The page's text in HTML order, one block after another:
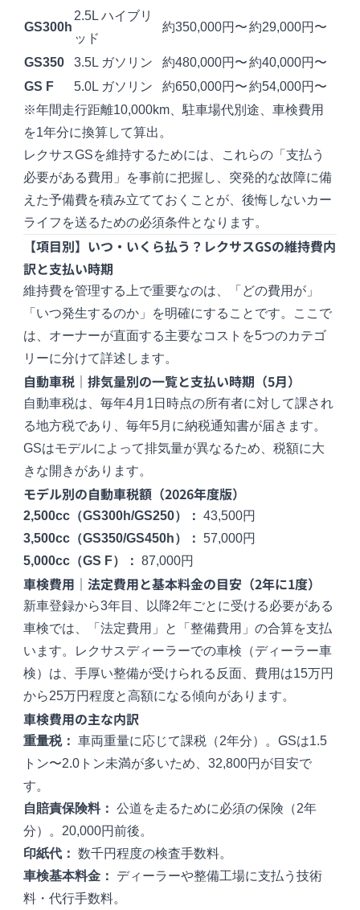
GS300h
2.5L ハイブリ
ッド
約350,000円〜約29,000円〜
GS350 3.5L ガソリン 約480,000円〜約40,000円〜
GS F
5.0L ガソリン 約650,000円〜約54,000円〜
※年間走行距離10,000km、駐車場代別途、車検費用
を1年分に換算して算出。
レクサスGSを維持するためには、これらの「支払う
必要がある費用」を事前に把握し、突発的な故障に備
えた予備費を積み立てておくことが、後悔しないカー
ライフを送るための必須条件となります。
【項目別】いつ・いくら払う？レクサスGSの維持費内
訳と支払い時期
維持費を管理する上で重要なのは、「どの費用が」
「いつ発生するのか」を明確にすることです。ここで
は、オーナーが直面する主要なコストを5つのカテゴ
リーに分けて詳述します。
自動車税｜排気量別の一覧と支払い時期（5月）
自動車税は、毎年4月1日時点の所有者に対して課され
る地方税であり、毎年5月に納税通知書が届きます。
GSはモデルによって排気量が異なるため、税額に大
きな開きがあります。
モデル別の自動車税額（2026年度版）
2,500cc（GS300h/GS250）： 43,500円
3,500cc（GS350/GS450h）： 57,000円
5,000cc（GS F）： 87,000円
車検費用｜法定費用と基本料金の目安（2年に1度）
新車登録から3年目、以降2年ごとに受ける必要がある
車検では、「法定費用」と「整備費用」の合算を支払
います。レクサスディーラーでの車検（ディーラー車
検）は、手厚い整備が受けられる反面、費用は15万円
から25万円程度と高額になる傾向があります。
車検費用の主な内訳
重量税： 車両重量に応じて課税（2年分）。GSは1.5
トン〜2.0トン未満が多いため、32,800円が目安で
す。
自賠責保険料： 公道を走るために必須の保険（2年
分）。20,000円前後。
印紙代： 数千円程度の検査手数料。
車検基本料金：
ディーラーや整備工場に支払う技術
料・代行手数料。